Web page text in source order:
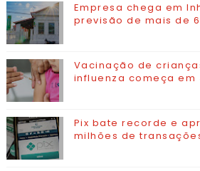
Empresa chega em
previsão de mais de
Vacinação de
influenza começa em
Pix bate recorde e
milhões de